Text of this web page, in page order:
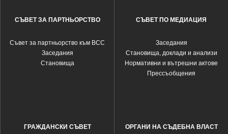
СЪВЕТ ЗА ПАРТНЬОРСТВО
Съвет за партньорство към ВСС
Заседания
Становища
СЪВЕТ ПО МЕДИАЦИЯ
Заседания
Становища, доклади и анализи
Нормативни и вътрешни актове
Прессъобщения
ГРАЖДАНСКИ СЪВЕТ ОРГАНИ НА СЪДЕБНА ВЛАСТ